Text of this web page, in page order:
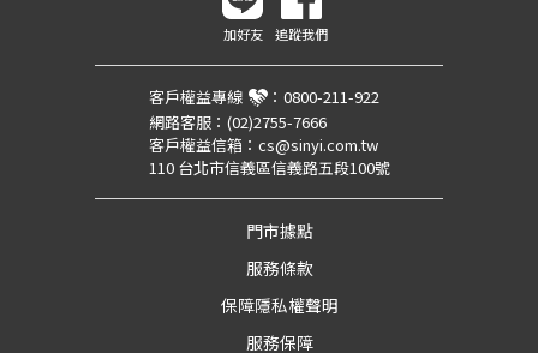
加好友 追蹤我們
客戶權益專線 ： 0800-211-922
網路客服： (02)2755-7666
客戶權益信箱： cs@sinyi.com.tw
110 台北市信義區信義路五段100號
門市據點
服務條款
保障隱私權聲明
服務保障